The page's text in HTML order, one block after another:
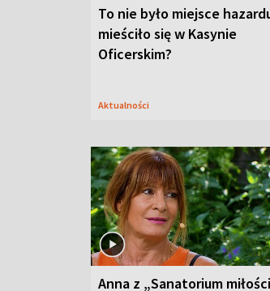
To nie było miejsce
mieściło się w Kasynie
Oficerskim?
Aktualności
Anna z „Sanatorium